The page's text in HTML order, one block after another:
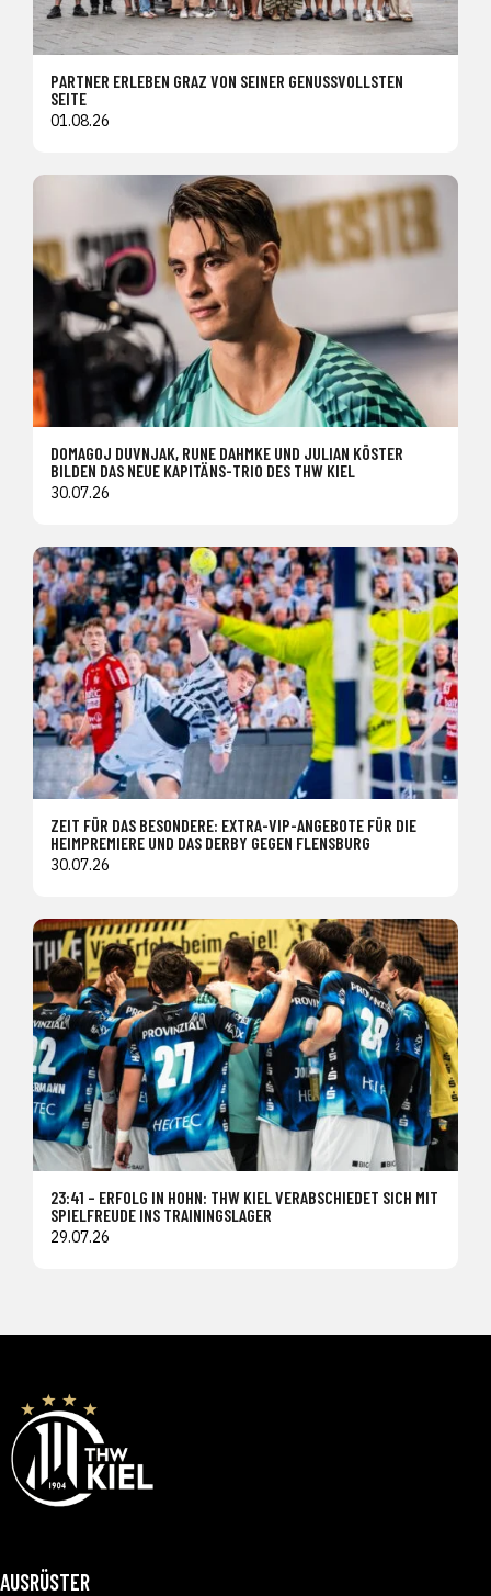
PARTNER ERLEBEN GRAZ VON SEINER GENUSSVOLLSTEN
SEITE
01.08.26
DOMAGOJ DUVNJAK, RUNE DAHMKE UND JULIAN KÖSTER
BILDEN DAS NEUE KAPITÄNS-TRIO DES THW KIEL
30.07.26
ZEIT FÜR DAS BESONDERE: EXTRA-VIP-ANGEBOTE FÜR DIE
HEIMPREMIERE UND DAS DERBY GEGEN FLENSBURG
30.07.26
23:41 – ERFOLG IN HOHN: THW KIEL VERABSCHIEDET SICH MIT
SPIELFREUDE INS TRAININGSLAGER
29.07.26
AUSRÜSTER